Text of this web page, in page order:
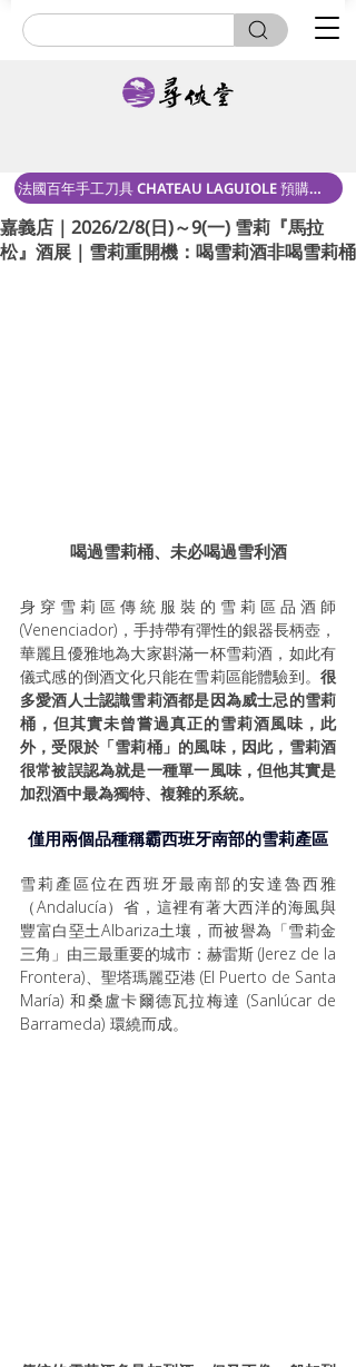
法國百年手工刀具 CHATEAU LAGUIOLE 預購中！
嘉義店｜2026/2/8(日)～9(一) 雪莉『馬拉
松』酒展｜雪莉重開機：喝雪莉酒非喝雪莉桶
喝過雪莉桶、未必喝過雪利酒
身穿雪莉區傳統服裝的雪莉區品酒師
(Venenciador)，手持帶有彈性的銀器長柄壺，
華麗且優雅地為大家斟滿一杯雪莉酒，如此有
儀式感的倒酒文化只能在雪莉區能體驗到。 很
多愛酒人士認識雪莉酒都是因為威士忌的雪莉
桶，但其實未曾嘗過真正的雪莉酒風味，此
外，受限於「雪莉桶」的風味，因此，雪莉酒
很常被誤認為就是一種單一風味，但他其實是
加烈酒中最為獨特、複雜的系統。
僅用兩個品種稱霸西班牙南部的雪莉產區
雪莉產區位在西班牙最南部的安達魯西雅
（Andalucía）省，這裡有著大西洋的海風與
豐富白堊土Albariza土壤，而被譽為「雪莉金
三角」由三最重要的城市：赫雷斯 (Jerez de la
Frontera)、聖塔瑪麗亞港 (El Puerto de Santa
María) 和桑盧卡爾德瓦拉梅達 (Sanlúcar de
Barrameda) 環繞而成。